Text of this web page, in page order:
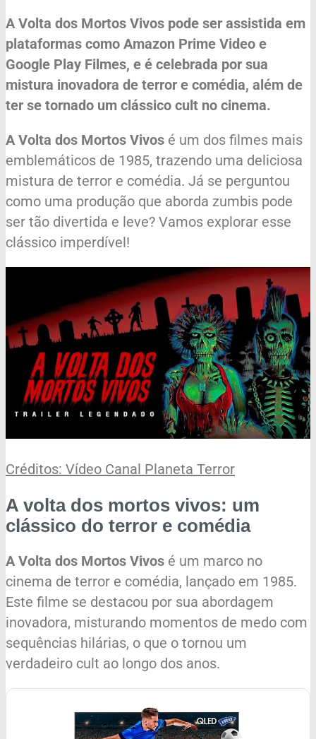
A Volta dos Mortos Vivos pode ser assistida em
plataformas como Amazon Prime Video e
Google Play Filmes, e é celebrada por sua
mistura inovadora de terror e comédia, além de
ter se tornado um clássico cult no cinema.
A Volta dos Mortos Vivos é um dos filmes mais
emblemáticos de 1985, trazendo uma deliciosa
mistura de terror e comédia. Já se perguntou
como uma produção que aborda zumbis pode
ser tão divertida e leve? Vamos explorar esse
clássico imperdível!
Créditos: Vídeo Canal Planeta Terror
A volta dos mortos vivos: um
clássico do terror e comédia
A Volta dos Mortos Vivos é um marco no
cinema de terror e comédia, lançado em 1985.
Este filme se destacou por sua abordagem
inovadora, misturando momentos de medo com
sequências hilárias, o que o tornou um
verdadeiro cult ao longo dos anos.